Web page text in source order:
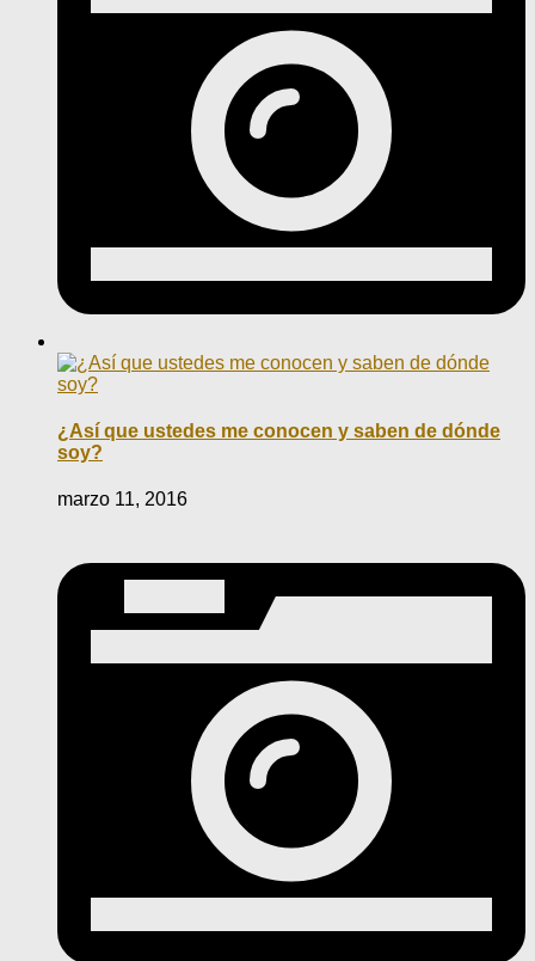
¿Así que ustedes me conocen y saben de dónde
soy?
marzo 11, 2016